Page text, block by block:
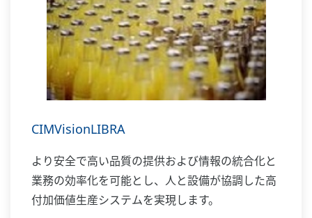
CIMVisionLIBRA
より安全で高い品質の提供および情報の統合化と
業務の効率化を可能とし、人と設備が協調した高
付加価値生産システムを実現します。